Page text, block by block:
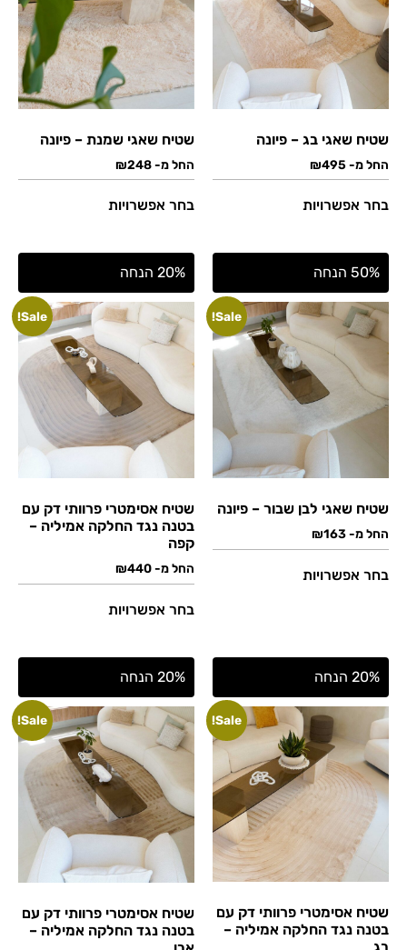
שטיח שאגי בג – פיונה
החל מ- ₪495
בחר אפשרויות
שטיח שאגי שמנת – פיונה
החל מ- ₪248
בחר אפשרויות
50% הנחה
Sale!
שטיח שאגי לבן שבור – פיונה
החל מ- ₪163
בחר אפשרויות
20% הנחה
Sale!
שטיח אסימטרי פרוותי דק עם
בטנה נגד החלקה אמיליה –
קפה
החל מ- ₪440
בחר אפשרויות
20% הנחה
Sale!
שטיח אסימטרי פרוותי דק עם
בטנה נגד החלקה אמיליה –
20% הנחה
Sale!
שטיח אסימטרי פרוותי דק עם
בטנה נגד החלקה אמיליה –